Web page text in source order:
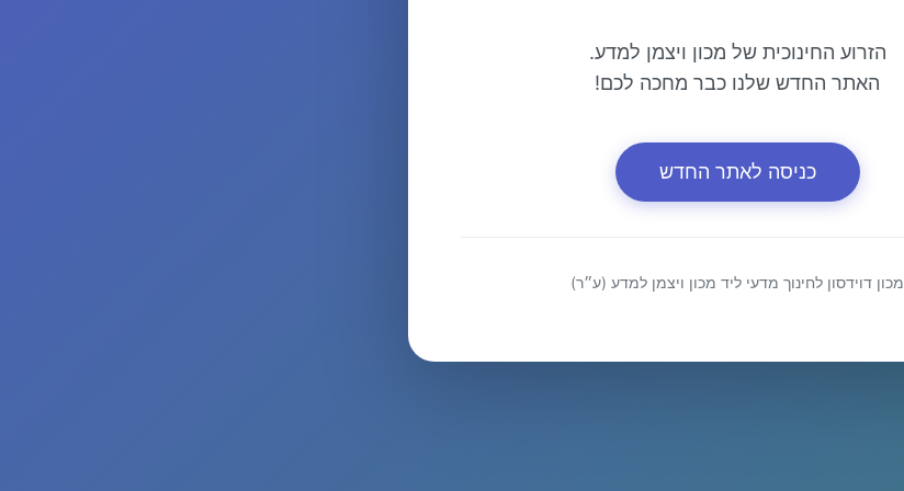
הזרוע החינוכית של מכון ויצמן למדע.
האתר החדש שלנו כבר מחכה לכם!
כניסה לאתר החדש
מכון דוידסון לחינוך מדעי ליד מכון ויצמן למדע (ע״ר)